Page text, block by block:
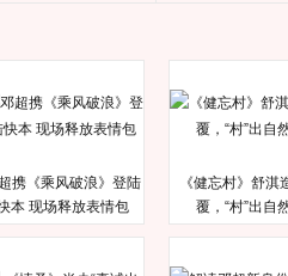
携《乘风破浪》登陆
本 现场释放表情包
《健忘村》舒淇
覆，“村”出自